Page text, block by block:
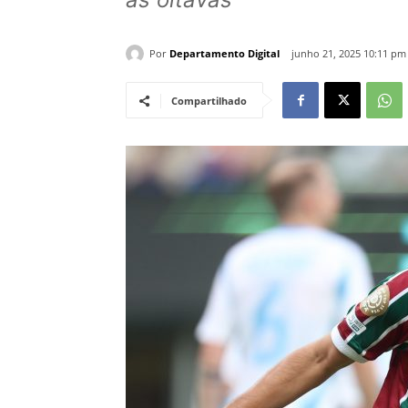
Por Departamento Digital junho 21, 2025 10:11 pm
Compartilhado